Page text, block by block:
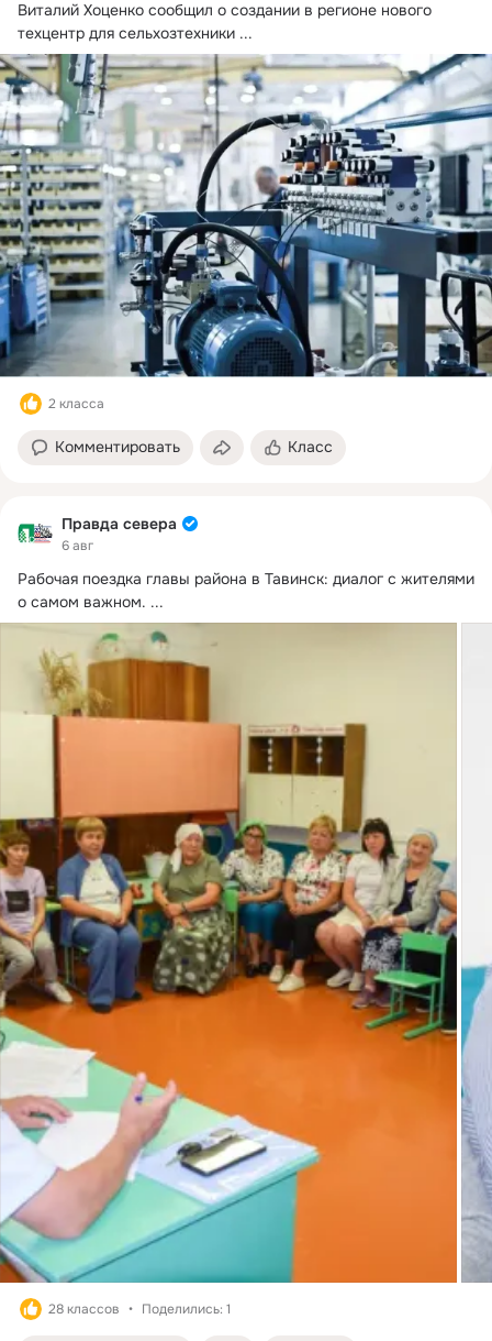
Виталий Хоценко сообщил о создании в регионе нового
техцентр для сельхозтехники ...
2 класса
Комментировать Класс
Правда севера
6 авг
Рабочая поездка главы района в Тавинск: диалог с жителями
о самом важном. ...
28 классов Поделились: 1